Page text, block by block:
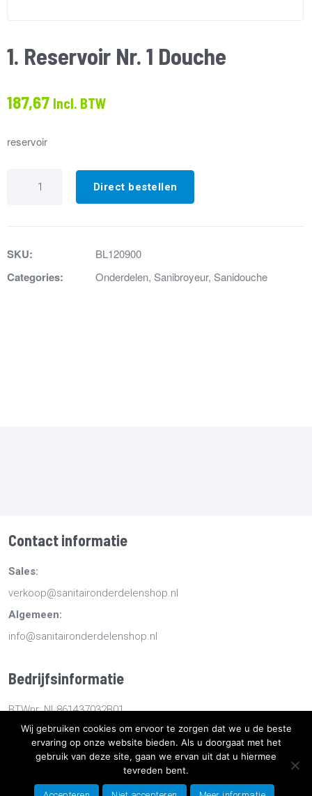
1. Reservoir Nr. 1 Douche
187,67 Incl. BTW
reservoir
Reservoir
Direct bestellen
SKU: BL120900
Categories: Onderdelen, Sanibroyeur, Sanidouche
Contact informatie
Sales:
verkoop@sanitaironderdelenshop.nl
Algemeen:
info@sanitaironderdelenshop.nl
Bedrijfsinformatie
BTWnr: NL861437032B01
KvKnr: 78527112
Sanitaironderdelenshop.nl
Bestellen en bezorgen -Algemene voorwaarden-Sitemap
Wij gebruiken cookies om ervoor te zorgen dat we u de beste
ervaring op onze website bieden. Als u doorgaat met het
gebruik van deze site, gaan we ervan uit dat u hiermee
tevreden bent.